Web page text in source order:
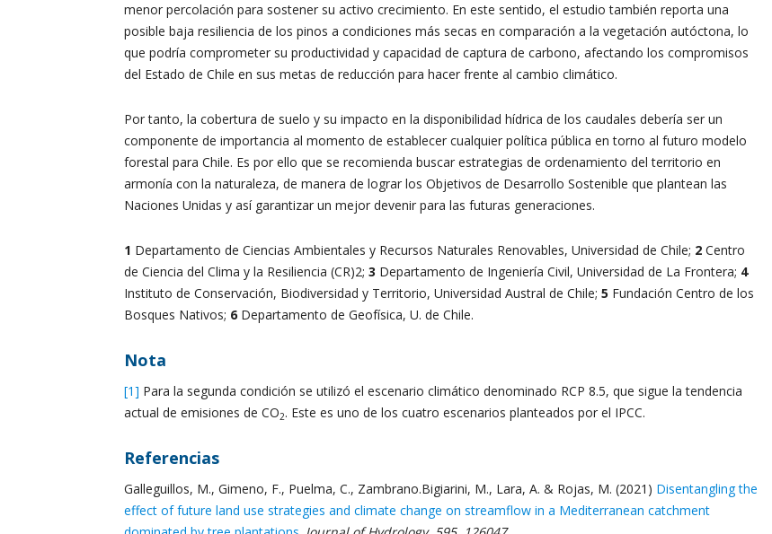
menor percolación para sostener su activo crecimiento. En este sentido, el estudio también reporta una
posible baja resiliencia de los pinos a condiciones más secas en comparación a la vegetación autóctona, lo
que podría comprometer su productividad y capacidad de captura de carbono, afectando los compromisos
del Estado de Chile en sus metas de reducción para hacer frente al cambio climático.
Por tanto, la cobertura de suelo y su impacto en la disponibilidad hídrica de los caudales debería ser un
componente de importancia al momento de establecer cualquier política pública en torno al futuro modelo
forestal para Chile. Es por ello que se recomienda buscar estrategias de ordenamiento del territorio en
armonía con la naturaleza, de manera de lograr los Objetivos de Desarrollo Sostenible que plantean las
Naciones Unidas y así garantizar un mejor devenir para las futuras generaciones.
1 Departamento de Ciencias Ambientales y Recursos Naturales Renovables, Universidad de Chile; 2 Centro
de Ciencia del Clima y la Resiliencia (CR)2; 3 Departamento de Ingeniería Civil, Universidad de La Frontera; 4
Instituto de Conservación, Biodiversidad y Territorio, Universidad Austral de Chile; 5 Fundación Centro de los
Bosques Nativos; 6 Departamento de Geofísica, U. de Chile.
Nota
[1] Para la segunda condición se utilizó el escenario climático denominado RCP 8.5, que sigue la tendencia
actual de emisiones de CO2. Este es uno de los cuatro escenarios planteados por el IPCC.
Referencias
Galleguillos, M., Gimeno, F., Puelma, C., Zambrano.Bigiarini, M., Lara, A. & Rojas, M. (2021) Disentangling the
effect of future land use strategies and climate change on streamflow in a Mediterranean catchment